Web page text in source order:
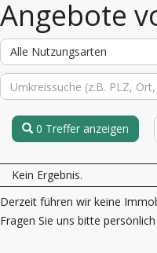
Angebote
Alle Nutzungsarten
0 Treffer anzeigen
Kein Ergebnis.
Derzeit führen wir keine
Fragen Sie uns bitte